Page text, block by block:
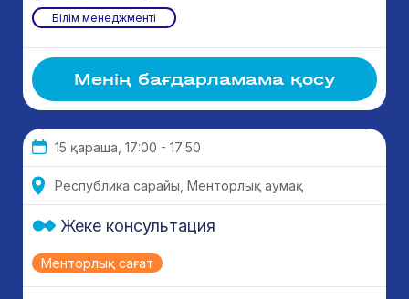
Білім менеджменті
Менің бағдарламама қосу
15 қараша, 17:00 - 17:50
Республика сарайы, Менторлық аумақ
Менторлық сағат
Жеке консультация